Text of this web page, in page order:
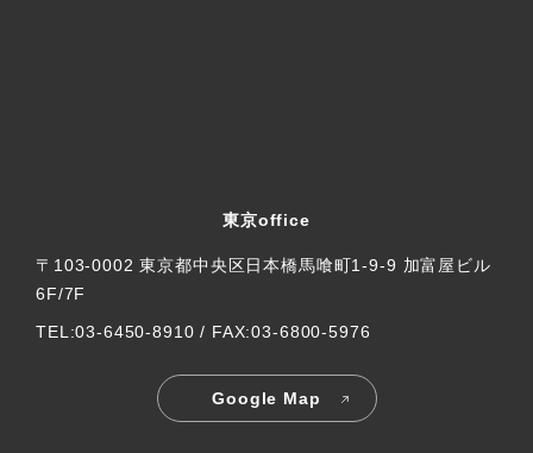
東京office
〒103-0002 東京都中央区日本橋馬喰町1-9-9 加富屋ビル
6F/7F
TEL:03-6450-8910 / FAX:03-6800-5976
Google Map